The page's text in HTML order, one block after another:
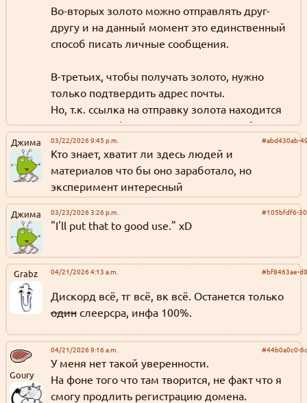
Во-вторых золото можно отправлять друг-
другу и на данный момент это единственный
способ писать личные сообщения.
В-третьих, чтобы получать золото, нужно
только подтвердить адрес почты.
Но, т.к. ссылка на отправку золота находится
только в профиле или под постами в блоге,
надо или открыть профиль или постить посты
в блог.
Технически отправить золото можно и без
этого, но это сложнее и вряд ли многие
обладатели золота будут этим заниматься.
чтобы у тебя было достаточно золота на
минимальный перевод. На момент написания
этого поста минимум равен шести.
Tl; dr: подтверждайте адрес почты и
выпрашивайте золото на форуме или в блоге.
Или просто пишите чего-нибудь полезное.
Джима 03/22/2026 9:45 p.m. #abd430ab-
Кто знает, хватит ли здесь людей и
материалов что бы оно заработало, но
эксперимент интересный
Джима 03/23/2026 3:26 p.m. #105bfdf6-
"I'll put that to good use." xD
Grabz 04/21/2026 4:13 a.m. #bf8463ae-
Дискорд всё, тг всё, вк всё. Останется только
одинслеерсра, инфа 100%.
Goury
04/21/2026 9:16 a.m. #44b0a0c0-
У меня нет такой уверенности.
На фоне того что там творится, не факт что я
смогу продлить регистрацию домена.
Store
Find messages